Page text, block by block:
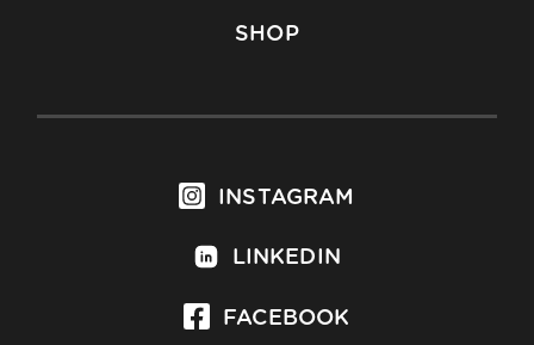
SHOP
INSTAGRAM
LINKEDIN
FACEBOOK